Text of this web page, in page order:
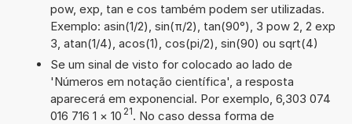
pow, exp, tan e cos também podem ser utilizadas.
Exemplo: asin(1/2), sin(π/2), tan(90°), 3 pow 2, 2 exp
3, atan(1/4), acos(1), cos(pi/2), sin(90) ou sqrt(4)
Se um sinal de visto for colocado ao lado de
'Números em notação científica', a resposta
aparecerá em exponencial. Por exemplo, 6,303 074
016 716 1 × 10 21. No caso dessa forma de